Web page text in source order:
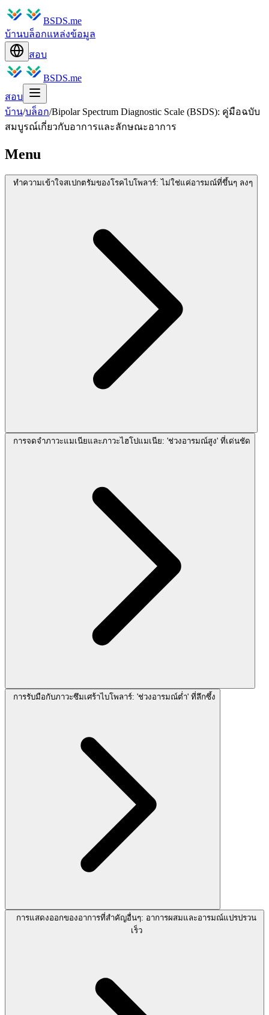
BSDS.me
บ้านบล็อกแหล่งข้อมูล
สอบ
BSDS.me
สอบ
บ้าน/บล็อก/Bipolar Spectrum Diagnostic Scale (BSDS): คู่มือฉบับ
สมบูรณ์เกี่ยวกับอาการและลักษณะอาการ
Menu
ทำความเข้าใจสเปกตรัมของโรคไบโพลาร์: ไม่ใช่แค่อารมณ์ที่ขึ้นๆ ลงๆ
การจดจำภาวะแมเนียและภาวะไฮโปแมเนีย: 'ช่วงอารมณ์สูง' ที่เด่นชัด
การรับมือกับภาวะซึมเศร้าไบโพลาร์: 'ช่วงอารมณ์ต่ำ' ที่ลึกซึ้ง
การแสดงออกของอาการที่สำคัญอื่นๆ: อาการผสมและอารมณ์แปรปรวน
เร็ว